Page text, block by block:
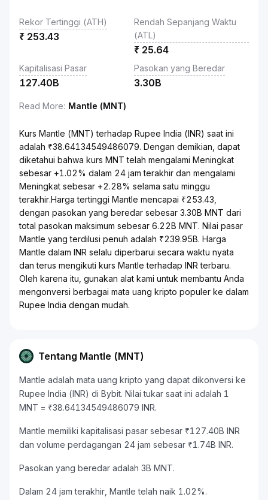
Rekor Tertinggi (ATH)
₹ 253.43
Rendah Sepanjang Waktu
(ATL)
₹ 25.64
Kapitalisasi Pasar
127.40B
Pasokan yang Beredar
3.30B
Read More: Mantle (MNT)
Kurs Mantle (MNT) terhadap Rupee India (INR) saat ini
adalah ₹38.64134549486079. Dengan demikian, dapat
diketahui bahwa kurs MNT telah mengalami Meningkat
sebesar +1.02% dalam 24 jam terakhir dan mengalami
Meningkat sebesar +2.28% selama satu minggu
terakhir.Harga tertinggi Mantle mencapai ₹253.43,
dengan pasokan yang beredar sebesar 3.30B MNT dari
total pasokan maksimum sebesar 6.22B MNT. Nilai pasar
Mantle yang terdilusi penuh adalah ₹239.95B. Harga
Mantle dalam INR selalu diperbarui secara waktu nyata
dan terus mengikuti kurs Mantle terhadap INR terbaru.
Oleh karena itu, gunakan alat kami untuk membantu Anda
mengonversi berbagai mata uang kripto populer ke dalam
Rupee India dengan mudah.
Tentang Mantle (MNT)
Mantle adalah mata uang kripto yang dapat dikonversi ke
Rupee India (INR) di Bybit. Nilai tukar saat ini adalah 1
MNT = ₹38.64134549486079 INR.
Mantle memiliki kapitalisasi pasar sebesar ₹127.40B INR
dan volume perdagangan 24 jam sebesar ₹1.74B INR.
Pasokan yang beredar adalah 3B MNT.
Dalam 24 jam terakhir, Mantle telah naik 1.02%.